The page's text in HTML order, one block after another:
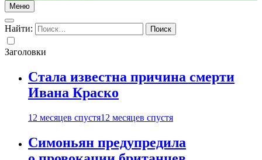
Меню
Найти:
Заголовки
Стала известна причина смерти
Ивана Краско
12 месяцев спустя12 месяцев спустя
Симоньян предупредила